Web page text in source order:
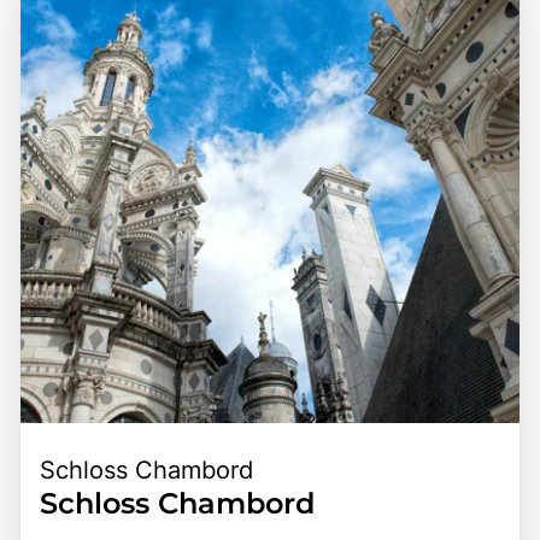
französischen Monarchie einzutauchen, die
beeindruckende Architektur zu bewundern und die
wunderschöne Umgebung zu genießen.
Schlössern der Loire, wie Château de Chambord und
Château de Chenonceau, macht Schloss Blois zu einem
perfekten Ausgangspunkt für Erkundungen der Region.
Die Kombination aus der historischen Bedeutung, der
atemberaubenden Landschaft und den vielfältigen
Freizeitmöglichkeiten macht Schloss Blois zu einem
bereichernden Erlebnis für alle, die die Schönheit und den
Charme dieser einzigartigen Region entdecken möchten.
Schloss Chambord
Schloss Chambord